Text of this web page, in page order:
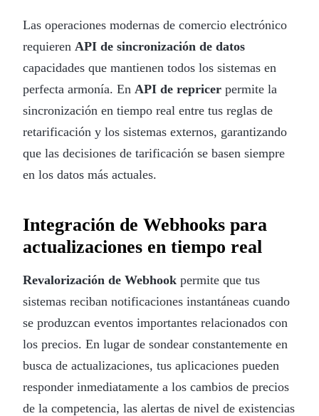
Las operaciones modernas de comercio electrónico
requieren API de sincronización de datos
capacidades que mantienen todos los sistemas en
perfecta armonía. En API de repricer permite la
sincronización en tiempo real entre tus reglas de
retarificación y los sistemas externos, garantizando
que las decisiones de tarificación se basen siempre
en los datos más actuales.
Integración de Webhooks para
actualizaciones en tiempo real
Revalorización de Webhook permite que tus
sistemas reciban notificaciones instantáneas cuando
se produzcan eventos importantes relacionados con
los precios. En lugar de sondear constantemente en
busca de actualizaciones, tus aplicaciones pueden
responder inmediatamente a los cambios de precios
de la competencia, las alertas de nivel de existencias